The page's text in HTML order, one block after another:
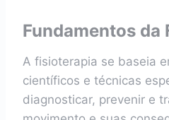
Fundamentos da
A fisioterapia se baseia
científicos e técnicas
diagnosticar, prevenir e